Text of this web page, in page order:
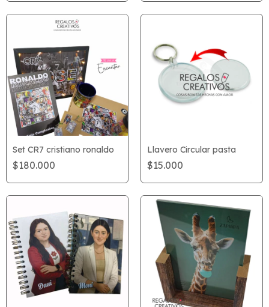
Set CR7 cristiano ronaldo
$180.000
Llavero Circular pasta
$15.000